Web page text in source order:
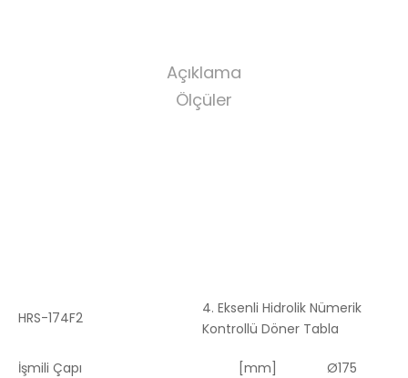
Açıklama
Ölçüler
HRS-174F2
4. Eksenli Hidrolik Nümerik
Kontrollü Döner Tabla
İşmili Çapı [mm] Ø175